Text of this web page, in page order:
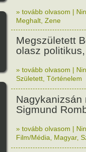
» tovább olvasom |
Meghalt Zene
Megszületett
olasz
» tovább olvasom |
Született Történelem
Nagykanizsán
Sigmund
» tovább olvasom |
Film/Média
Magyar,